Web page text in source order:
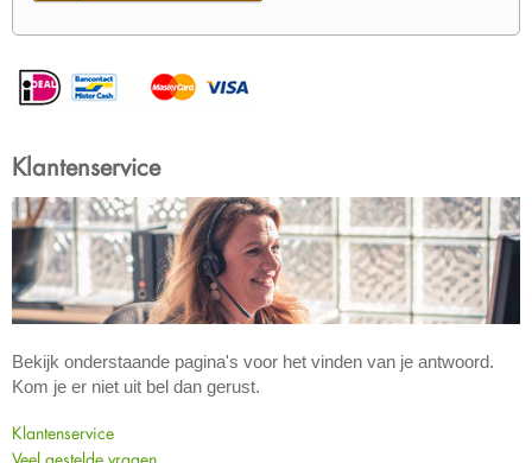
Klantenservice
Bekijk onderstaande pagina's voor het vinden van je antwoord.
Kom je er niet uit bel dan gerust.
Klantenservice
Veel gestelde vragen